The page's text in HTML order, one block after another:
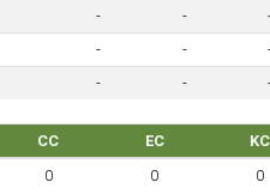
- -
- -
- -
CC EC
KC
0 0 0